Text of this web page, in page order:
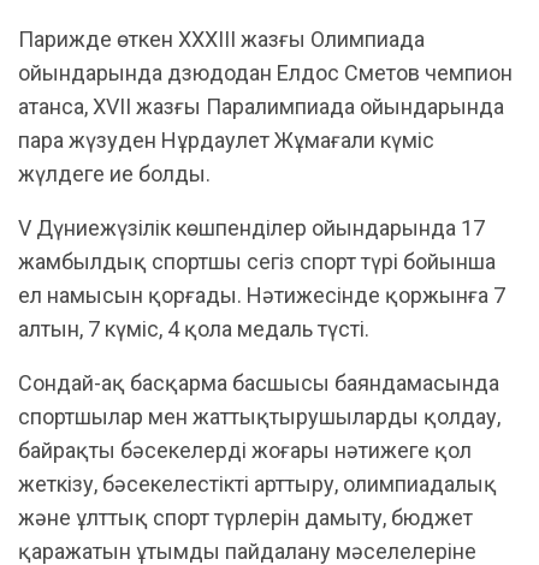
​Парижде өткен ХХХІІІ жазғы Олимпиада
ойындарында дзюдодан Елдос Сметов чемпион
атанса, XVII жазғы Паралимпиада ойындарында
пара жүзуден Нұрдаулет Жұмағали күміс
жүлдеге ие болды.
​V Дүниежүзілік көшпенділер ойындарында 17
жамбылдық спортшы сегіз спорт түрі бойынша
ел намысын қорғады. Нәтижесінде қоржынға 7
алтын, 7 күміс, 4 қола медаль түсті.
​Сондай-ақ басқарма басшысы баяндамасында
спортшылар мен жаттықтырушыларды қолдау,
байрақты бәсекелерді жоғары нәтижеге қол
жеткізу, бәсекелестікті арттыру, олимпиадалық
және ұлттық спорт түрлерін дамыту, бюджет
қаражатын ұтымды пайдалану мәселелеріне